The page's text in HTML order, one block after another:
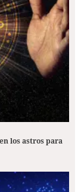
los astros para